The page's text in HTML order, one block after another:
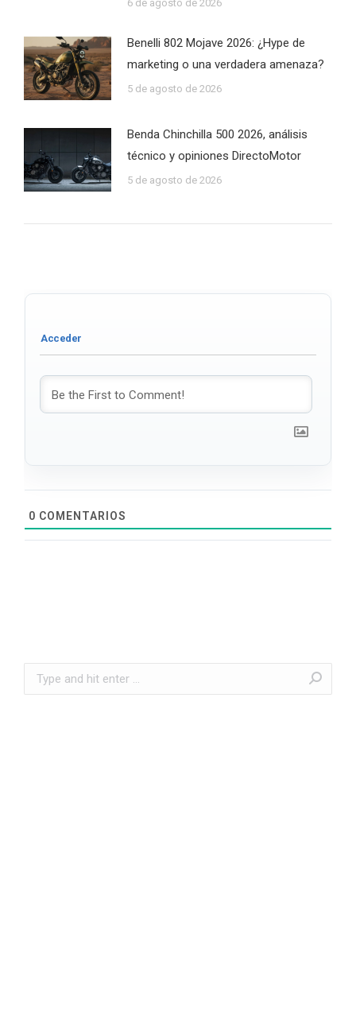
6 de agosto de 2026
Benelli 802 Mojave 2026: ¿Hype de
marketing o una verdadera amenaza?
5 de agosto de 2026
Benda Chinchilla 500 2026, análisis
técnico y opiniones DirectoMotor
5 de agosto de 2026
0 COMENTARIOS
Search: